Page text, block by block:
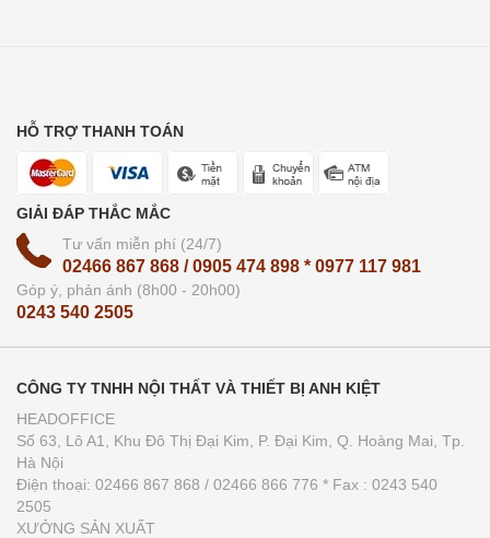
HỖ TRỢ THANH TOÁN
GIẢI ĐÁP THẮC MẮC
Tư vấn miễn phí (24/7)
02466 867 868 / 0905 474 898 * 0977 117 981
Góp ý, phản ánh (8h00 - 20h00)
0243 540 2505
CÔNG TY TNHH NỘI THẤT VÀ THIẾT BỊ ANH KIỆT
HEADOFFICE
Số 63, Lô A1, Khu Đô Thị Đại Kim, P. Đại Kim, Q. Hoàng Mai, Tp.
Hà Nội
Điện thoại: 02466 867 868 / 02466 866 776 * Fax : 0243 540
2505
XƯỞNG SẢN XUẤT